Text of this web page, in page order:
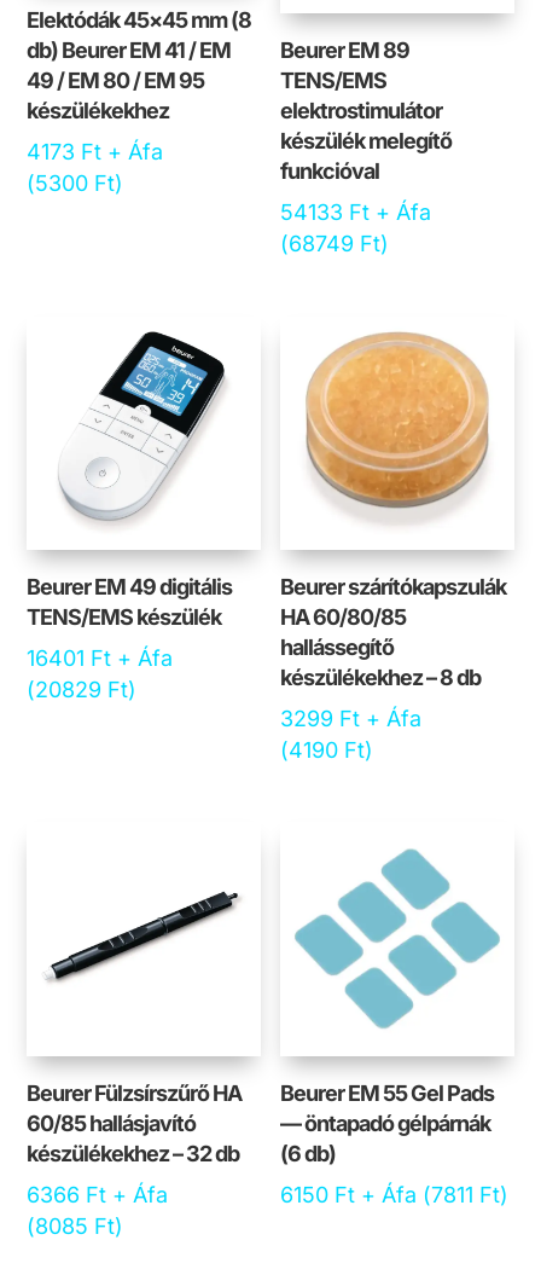
Elektódák 45×45 mm (8
db) Beurer EM 41 / EM
49 / EM 80 / EM 95
készülékekhez
4173 Ft + Áfa
(5300 Ft)
Beurer EM 89
TENS/EMS
elektrostimulátor
készülék melegítő
funkcióval
54133 Ft + Áfa
(68749 Ft)
Beurer EM 49 digitális
TENS/EMS készülék
16401 Ft + Áfa
(20829 Ft)
Beurer szárítókapszulák
HA 60/80/85
hallássegítő
készülékekhez – 8 db
3299 Ft + Áfa
(4190 Ft)
Beurer Fülzsírszűrő HA
60/85 hallásjavító
készülékekhez – 32 db
6366 Ft + Áfa
(8085 Ft)
Beurer EM 55 Gel Pads
— öntapadó gélpárnák
(6 db)
6150 Ft + Áfa (7811 Ft)